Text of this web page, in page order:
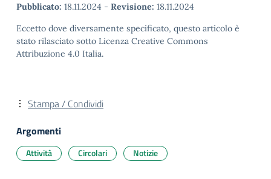
Pubblicato: 18.11.2024 - Revisione: 18.11.2024
Eccetto dove diversamente specificato, questo articolo è
stato rilasciato sotto Licenza Creative Commons
Attribuzione 4.0 Italia.
Stampa / Condividi
Argomenti
Attività Circolari Notizie